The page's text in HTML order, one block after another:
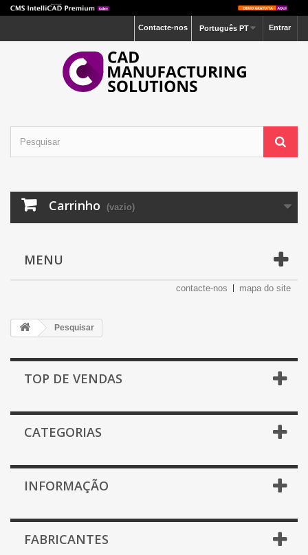
Entrar
Português PT
Contacte-nos
Carrinho (vazio)
MENU
contacte-nos mapa do site
Pesquisar
TOP DE VENDAS
CATEGORIAS
INFORMAÇÃO
FABRICANTES